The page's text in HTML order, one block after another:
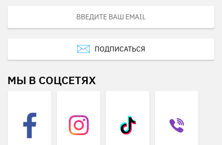
ПОДПИСАТЬСЯ
МЫ В СОЦСЕТЯХ